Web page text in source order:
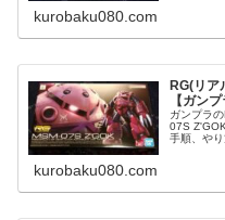
kurobaku080.com
RG(リア
【ガン
ガンプラ
07S
手順、やり
kurobaku080.com